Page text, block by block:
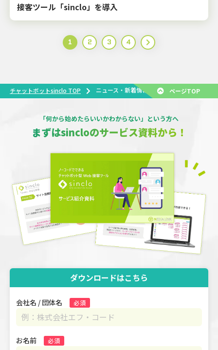
接客ツール「sinclo」を導入
1 2 3 4
チャットボットsinclo TOP ニュース・新着情報 ページTOP
「何から始めたらいいかわからない」という方へ
まずはsincloのサービス資料から！
ダウンロードはこちら
会社名 / 団体名 必須
お名前 必須